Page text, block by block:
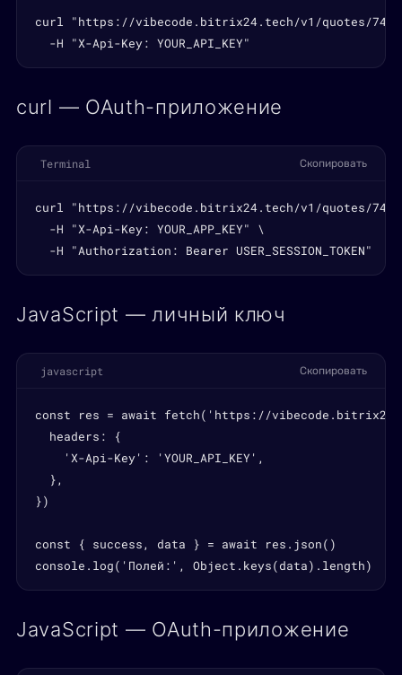
curl "https://vibecode.bitrix24.tech/v1/quotes/
  -H "X-Api-Key: YOUR_API_KEY"
curl — OAuth-приложение
Terminal Скопировать
curl "https://vibecode.bitrix24.tech/v1/quotes/
  -H "X-Api-Key: YOUR_APP_KEY" \
  -H "Authorization: Bearer USER_SESSION_TOKEN"
JavaScript — личный ключ
javascript Скопировать
const res = await fetch('https://
  headers: {
    'X-Api-Key': 'YOUR_API_KEY',
  },
})
const { success, data } = await res.json()
console.log('Полей:', Object.keys(data).length)
JavaScript — OAuth-приложение